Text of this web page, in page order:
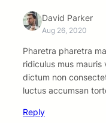
David Parker
Aug 26, 2020
Pharetra pharetra
ridiculus mus mauris
dictum non
luctus accumsan
Reply